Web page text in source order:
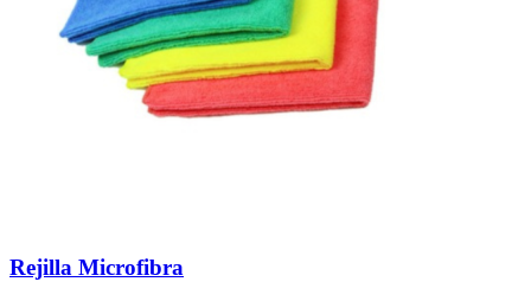
Rejilla Microfibra